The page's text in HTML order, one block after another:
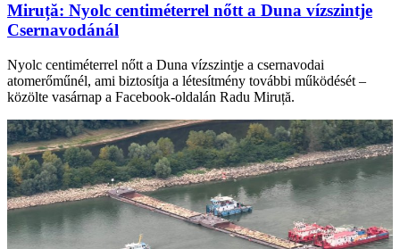
Miruță: Nyolc centiméterrel nőtt a Duna vízszintje
Csernavodánál
Nyolc centiméterrel nőtt a Duna vízszintje a csernavodai
atomerőműnél, ami biztosítja a létesítmény további működését –
közölte vasárnap a Facebook-oldalán Radu Miruță.